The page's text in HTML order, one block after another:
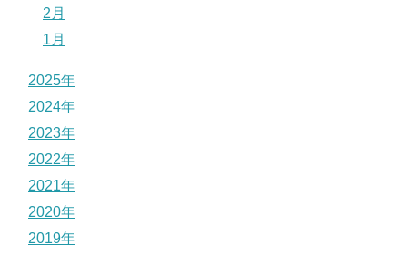
2月
1月
2025年
2024年
2023年
2022年
2021年
2020年
2019年